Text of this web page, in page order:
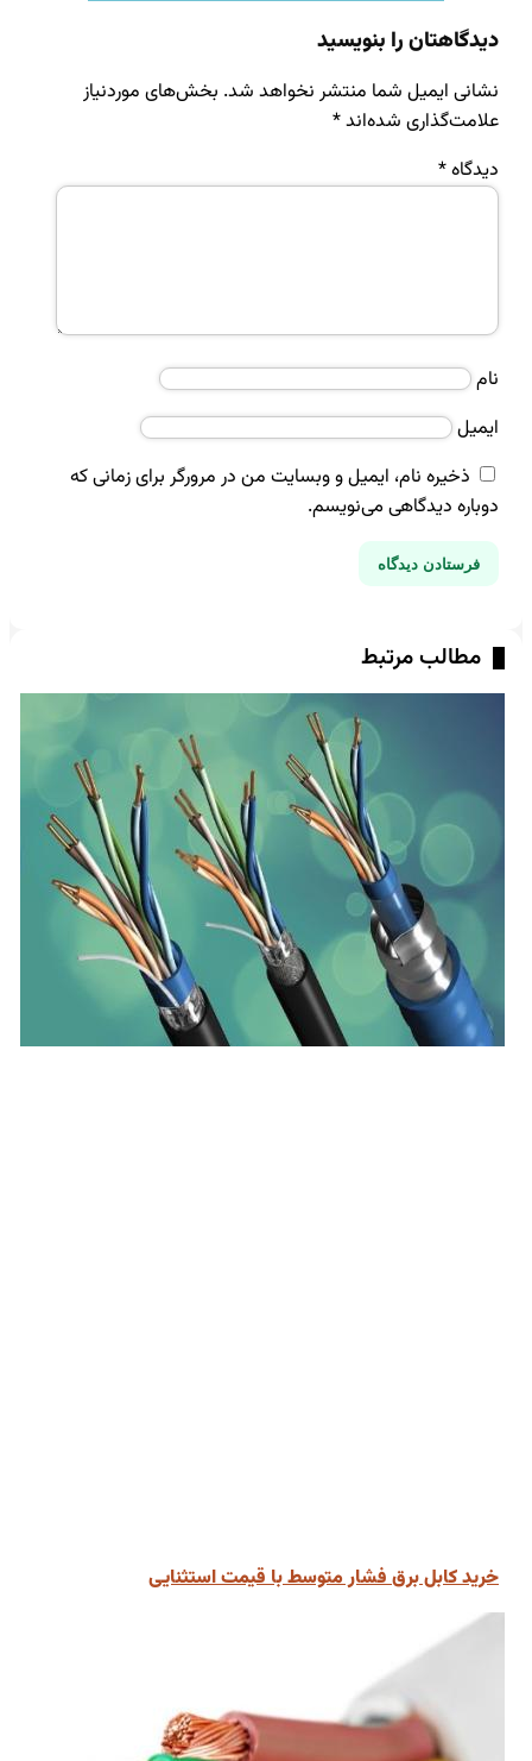
دیدگاهتان را بنویسید
نشانی ایمیل شما منتشر نخواهد شد. بخش‌های موردنیاز
علامت‌گذاری شده‌اند*
دیدگاه*
ایمیل
ذخیره نام، ایمیل و وبسایت من در مرورگر برای زمانی که
دوباره دیدگاهی می‌نویسم.
مطالب مرتبط
خرید کابل برق فشار متوسط با قیمت استثنایی